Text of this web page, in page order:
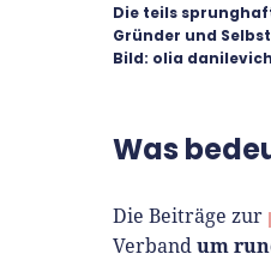
Die teils
Gründer und
Bild: olia
Was
Die Beiträge zur
Verband um